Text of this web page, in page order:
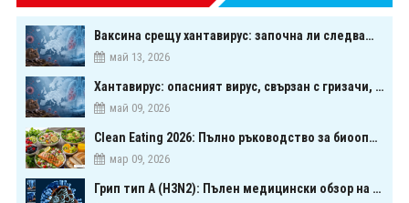
Ваксина срещу хантавирус: започна ли следващата голяма надпревара в медицината?
май 13, 2026
Хантавирус: опасният вирус, свързан с гризачи, който предизвика тревога в Европа
май 09, 2026
Clean Eating 2026: Пълно ръководство за биооптимизация чрез хранене
мар 09, 2026
Грип тип A (H3N2): Пълен медицински обзор на сезонния щам през 2026 г.